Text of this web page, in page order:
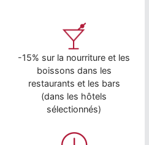
-15% sur la nourriture et les
boissons dans les
restaurants et les bars
(dans les hôtels
sélectionnés)